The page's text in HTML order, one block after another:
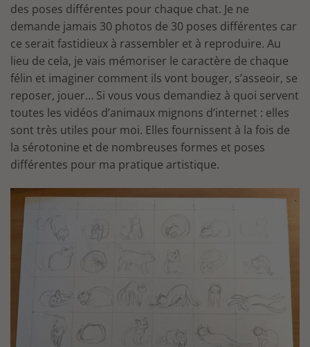
des poses différentes pour chaque chat. Je ne
demande jamais 30 photos de 30 poses différentes car
ce serait fastidieux à rassembler et à reproduire. Au
lieu de cela, je vais mémoriser le caractère de chaque
félin et imaginer comment ils vont bouger, s’asseoir, se
reposer, jouer… Si vous vous demandiez à quoi servent
toutes les vidéos d’animaux mignons d’internet : elles
sont très utiles pour moi. Elles fournissent à la fois de
la sérotonine et de nombreuses formes et poses
différentes pour ma pratique artistique.